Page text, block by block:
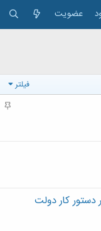
عضویت
فیلتر
م
دستور کار دولت